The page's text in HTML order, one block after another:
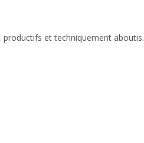
productifs et techniquement aboutis.